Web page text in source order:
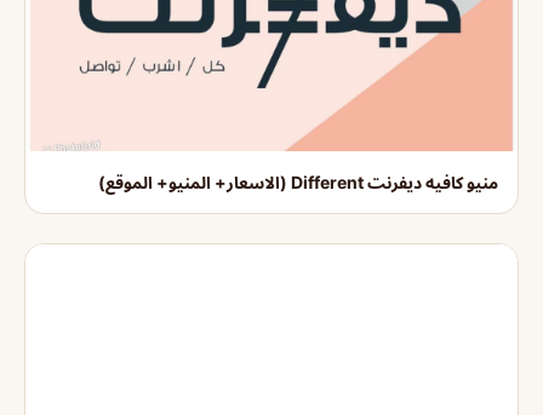
منيو كافيه ديفرنت Different (الاسعار+ المنيو+ الموقع)